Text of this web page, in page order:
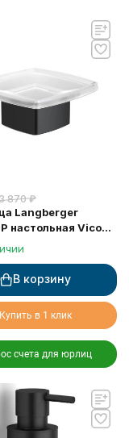
870₽
Langberger
настольная Vico
чёрная
В корзину
Купить в 1 клик
счета для юрлиц